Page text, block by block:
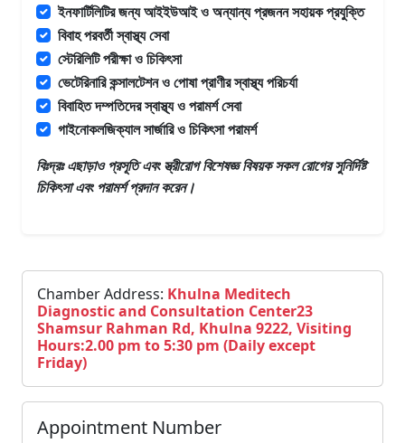
ইনফার্টিলিটির জন্য আইইউআই ও অন্যান্য প্রজনন সহায়ক প্রযুক্তি
বিবাহ পরবর্তী স্বাস্থ্য সেবা
স্টেরিলিটি পরীক্ষা ও চিকিৎসা
ভেটেরিনারি কন্সালটেশন ও পোষা প্রাণীর স্বাস্থ্য পরিচর্যা
বিবাহিত দম্পতিদের স্বাস্থ্য ও পরামর্শ সেবা
গাইনোকলজিক্যাল সার্জারি ও চিকিৎসা পরামর্শ
বিঃদ্রঃ এছাড়াওপ্রসূতি এবং স্ত্রীরোগ বিশেষজ্ঞবিষয়ক সকল রোগের সুনির্দিষ্ট
চিকিৎসা এবং পরামর্শ প্রদান করেন।
Chamber Address: Khulna Meditech
Diagnostic and Consultation Center23
Shamsur Rahman Rd, Khulna 9222, Visiting
Hours:2.00 pm to 5:30 pm (Daily except
Friday)
Appointment Number